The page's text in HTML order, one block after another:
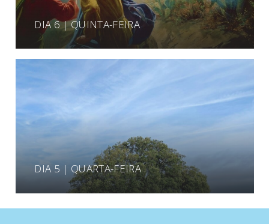
DIA 6 | QUINTA-FEIRA
DIA 5 | QUARTA-FEIRA